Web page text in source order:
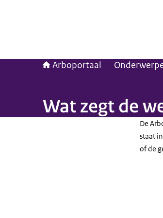
Arboportaal
Wat zegt de
De
staat
of de